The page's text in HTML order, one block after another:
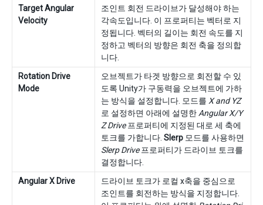
Target Angular
Velocity
조인트 회전 드라이브가 달성해야 하는
각속도입니다. 이 프로퍼티는 벡터로 지
정됩니다. 벡터의 길이는 회전 속도를 지
정하고 벡터의 방향은 회전 축을 정의합
니다.
Rotation Drive
Mode
오브젝트가 타겟 방향으로 회전할 수 있
도록 Unity가 구동력을 오브젝트에 가하
는 방식을 설정합니다. 모드를 X and YZ
로 설정하면 아래에 설명한Angular X/Y
Z Drive프로퍼티에 지정된 대로 세 축에
토크를 가합니다. Slerp 모드를 사용하면
Slerp Drive프로퍼티가 드라이브 토크를
결정합니다.
Angular X Drive
드라이브 토크가 로컬 x축을 중심으로
조인트를 회전하는 방식을 지정합니다.